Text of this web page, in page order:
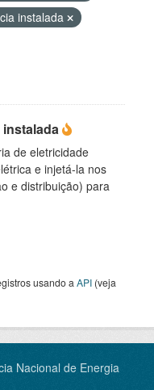
instalada
de eletricidade
e injetá-la nos
e distribuição) para
usando a API (veja
Nacional de Energia